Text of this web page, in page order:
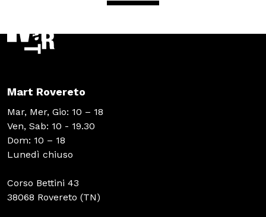
Mart Rovereto
Mar, Mer, Gio: 10 – 18
Ven, Sab: 10 - 19.30
Dom: 10 – 18
Lunedì chiuso
Corso Bettini 43
38068 Rovereto (TN)